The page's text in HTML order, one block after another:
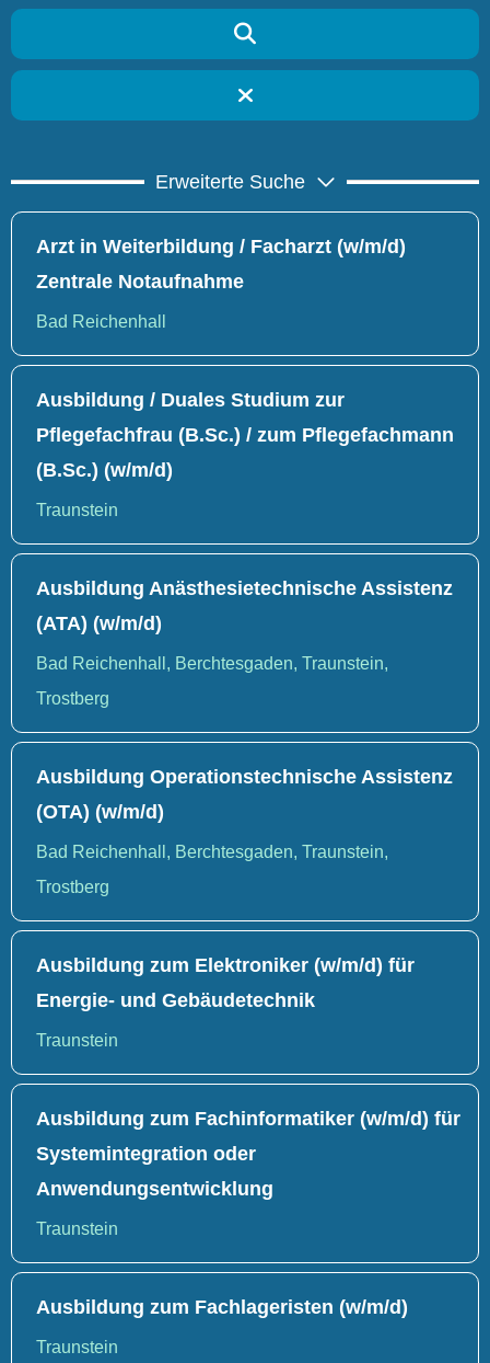
Erweiterte Suche
Arzt in Weiterbildung / Facharzt (w/m/d)
Zentrale Notaufnahme
Bad Reichenhall
Ausbildung / Duales Studium zur
Pflegefachfrau (B.Sc.) / zum Pflegefachmann
(B.Sc.) (w/m/d)
Traunstein
Ausbildung Anästhesietechnische Assistenz
(ATA) (w/m/d)
Bad Reichenhall, Berchtesgaden, Traunstein,
Trostberg
Ausbildung Operationstechnische Assistenz
(OTA) (w/m/d)
Bad Reichenhall, Berchtesgaden, Traunstein,
Trostberg
Ausbildung zum Elektroniker (w/m/d) für
Energie- und Gebäudetechnik
Traunstein
Ausbildung zum Fachinformatiker (w/m/d) für
Systemintegration oder
Anwendungsentwicklung
Traunstein
Ausbildung zum Fachlageristen (w/m/d)
Traunstein